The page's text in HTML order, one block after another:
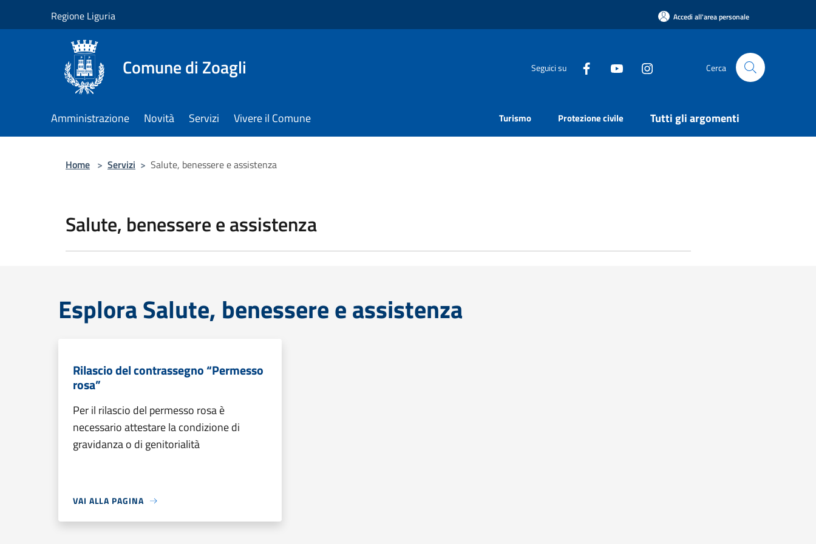
Regione Liguria Accedi all'area personale
Comune di Zoagli Seguici su Cerca
Amministrazione Novità Servizi Vivere il Comune Turismo Protezione civile Tutti gli argomenti
Home > Servizi > Salute, benessere e assistenza
Salute, benessere e assistenza
Esplora Salute, benessere e assistenza
Rilascio del contrassegno “Permesso
rosa”
Per il rilascio del permesso rosa è
necessario attestare la condizione di
gravidanza o di genitorialità
VAI ALLA PAGINA